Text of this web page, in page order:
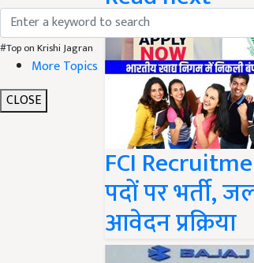
#Top on Krishi Jagran
More Topics
CLOSE
FCI
पदों पर भर्ती,
आवेदन प्रक्रिया